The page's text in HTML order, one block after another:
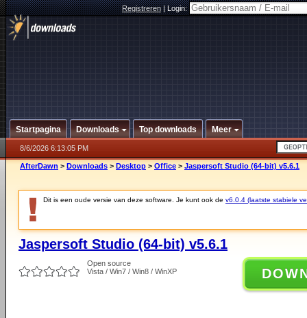
Registreren|Login:
Startpagina Downloads Top downloads Meer
8/6/2026 6:13:05 PM
AfterDawn > Downloads > Desktop > Office > Jaspersoft Studio (64-bit) v5.6.1
Dit is een oude versie van deze software. Je kunt ook de v6.0.4 (laatste stabiele
Jaspersoft Studio (64-bit) v5.6.1
Open source
Vista / Win7 / Win8 / WinXP